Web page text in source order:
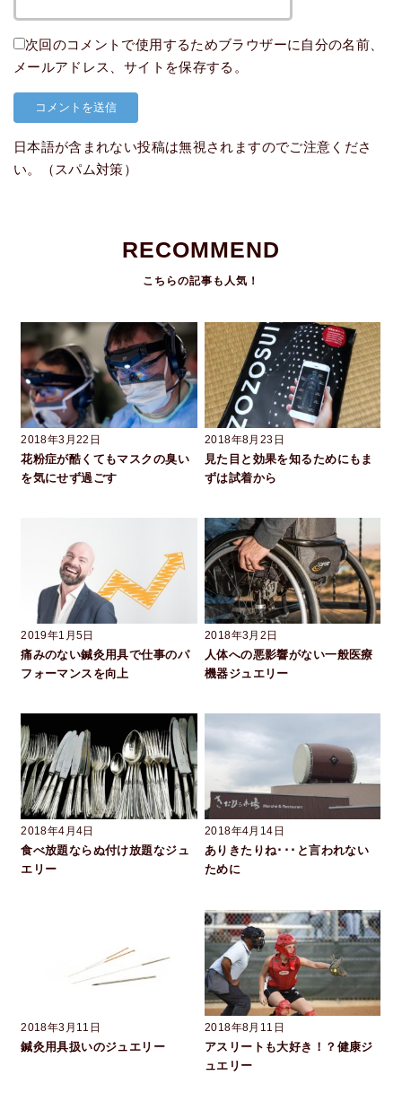
次回のコメントで使用するためブラウザーに自分の名前、
メールアドレス、サイトを保存する。
日本語が含まれない投稿は無視されますのでご注意くださ
い。（スパム対策）
RECOMMEND
2018年3月22日
花粉症が酷くてもマスクの臭い
を気にせず過ごす
2018年8月23日
見た目と効果を知るためにもま
ずは試着から
2019年1月5日
痛みのない鍼灸用具で仕事のパ
フォーマンスを向上
2018年3月2日
人体への悪影響がない一般医療
機器ジュエリー
2018年4月4日
食べ放題ならぬ付け放題なジュ
エリー
2018年4月14日
ありきたりね･･･と言われない
ために
2018年3月11日
鍼灸用具扱いのジュエリー
2018年8月11日
アスリートも大好き！？健康ジ
ュエリー